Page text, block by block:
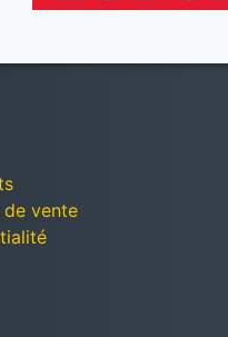
de vente